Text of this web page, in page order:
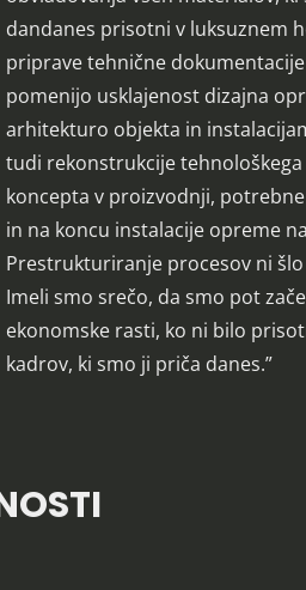
dandanes prisotni v luksuznem
priprave tehnične dokumentacije
pomenijo usklajenost dizajna
arhitekturo objekta in
tudi rekonstrukcije tehnološkega
koncepta v proizvodnji,
in na koncu instalacije opreme
Prestrukturiranje procesov ni šlo
Imeli smo srečo, da smo pot
ekonomske rasti, ko ni bilo
kadrov, ki smo ji priča danes.”